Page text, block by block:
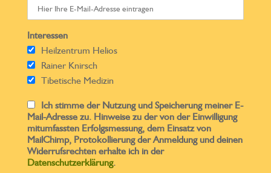
Interessen
Heilzentrum Helios
Rainer Knirsch
Tibetische Medizin
Ich stimme der Nutzung und Speicherung meiner E-
Mail-Adresse zu. Hinweise zu der von der Einwilligung
mitumfassten Erfolgsmessung, dem Einsatz von
MailChimp, Protokollierung der Anmeldung und deinen
Widerrufsrechten erhalte ich in der
Datenschutzerklärung.